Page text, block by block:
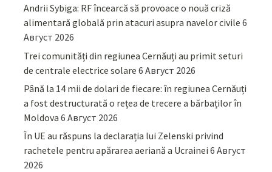
Andrii Sybiga: RF încearcă să provoace o nouă criză
alimentară globală prin atacuri asupra navelor civile 6
Август 2026
Trei comunități din regiunea Cernăuți au primit seturi
de centrale electrice solare 6 Август 2026
Până la 14 mii de dolari de fiecare: în regiunea Cernăuți
a fost destructurată o rețea de trecere a bărbaților în
Moldova 6 Август 2026
În UE au răspuns la declarația lui Zelenski privind
rachetele pentru apărarea aeriană a Ucrainei 6 Август
2026